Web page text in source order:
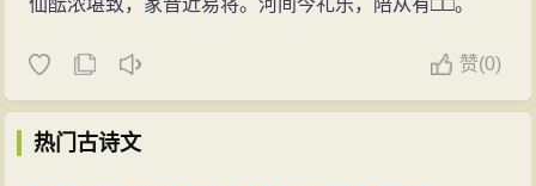
仙酝浓堪致，家音近易将。河间今礼乐，陪从有□□。
赞(0)
热门古诗文